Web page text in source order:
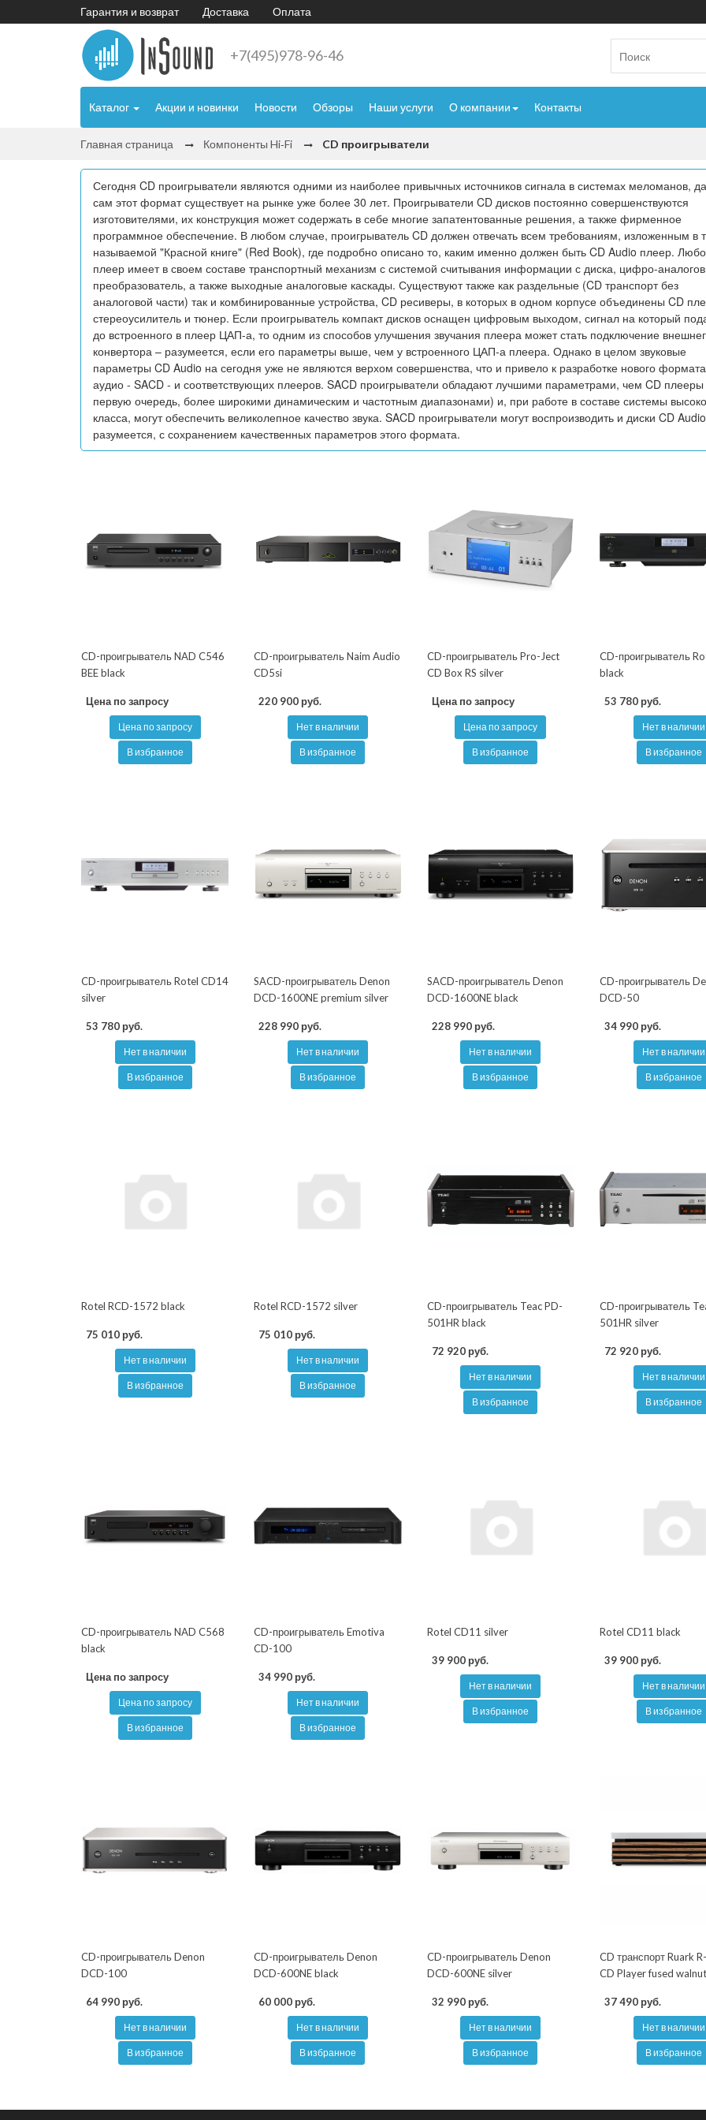
Гарантия и возврат Доставка Оплата
+7(495)978-96-46
Каталог Акции и новинки Новости Обзоры Наши услуги О компании Контакты
Главная страница Компоненты Hi‑Fi CD проигрыватели
Сегодня CD проигрыватели являются одними из наиболее привычных источников сигнала в системах меломанов,
сам этот формат существует на рынке уже более 30 лет. Проигрыватели CD дисков постоянно совершенствуются
изготовителями, их конструкция может содержать в себе многие запатентованные решения, а также фирменное
программное обеспечение. В любом случае, проигрыватель CD должен отвечать всем требованиям, изложенным в
называемой "Красной книге" (Red Book), где подробно описано то, каким именно должен быть CD Audio плеер.
плеер имеет в своем составе транспортный механизм с системой считывания информации с диска, цифро-
преобразователь, а также выходные аналоговые каскады. Существуют также как раздельные (CD транспорт без
аналоговой части) так и комбинированные устройства, CD ресиверы, в которых в одном корпусе объединены CD
стереоусилитель и тюнер. Если проигрыватель компакт дисков оснащен цифровым выходом, сигнал на который
до встроенного в плеер ЦАП-а, то одним из способов улучшения звучания плеера может стать подключение
конвертора – разумеется, если его параметры выше, чем у встроенного ЦАП-а плеера. Однако в целом звуковые
параметры CD Audio на сегодня уже не являются верхом совершенства, что и привело к разработке нового формата
аудио - SACD - и соответствующих плееров. SACD проигрыватели обладают лучшими параметрами, чем CD плееры
первую очередь, более широкими динамическим и частотным диапазонами) и, при работе в составе системы
класса, могут обеспечить великолепное качество звука. SACD проигрыватели могут воспроизводить и диски CD
разумеется, с сохранением качественных параметров этого формата.
CD-проигрыватель NAD C546
BEE black
Цена по запросу
Цена по запросу
В избранное
CD-проигрыватель Naim Audio
CD5si
220 900 руб.
Нет в наличии
В избранное
CD-проигрыватель Pro-Ject
CD Box RS silver
Цена по запросу
Цена по запросу
В избранное
CD-проигрыватель
black
53 780 руб.
Нет в наличии
В избранное
CD-проигрыватель Rotel CD14
silver
53 780 руб.
Нет в наличии
В избранное
SACD-проигрыватель Denon
DCD-1600NE premium silver
228 990 руб.
Нет в наличии
В избранное
SACD-проигрыватель Denon
DCD-1600NE black
228 990 руб.
Нет в наличии
В избранное
CD-проигрыватель
DCD-50
34 990 руб.
Нет в наличии
В избранное
Rotel RCD-1572 black
75 010 руб.
Нет в наличии
В избранное
Rotel RCD-1572 silver
75 010 руб.
Нет в наличии
В избранное
CD-проигрыватель Teac PD-
501HR black
72 920 руб.
Нет в наличии
В избранное
CD-проигрыватель
501HR silver
72 920 руб.
Нет в наличии
В избранное
CD-проигрыватель NAD C568
black
Цена по запросу
Цена по запросу
В избранное
CD-проигрыватель Emotiva
CD-100
34 990 руб.
Нет в наличии
В избранное
Rotel CD11 silver
39 900 руб.
Нет в наличии
В избранное
Rotel CD11 black
39 900 руб.
Нет в наличии
В избранное
CD-проигрыватель Denon
DCD-100
64 990 руб.
Нет в наличии
В избранное
CD-проигрыватель Denon
DCD-600NE black
60 000 руб.
Нет в наличии
В избранное
CD-проигрыватель Denon
DCD-600NE silver
32 990 руб.
Нет в наличии
В избранное
CD транспорт Ruark
CD Player fused
37 490 руб.
Нет в наличии
В избранное